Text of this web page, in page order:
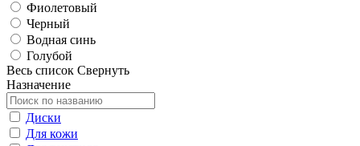
Фиолетовый
Черный
Водная синь
Голубой
Весь список Свернуть
Назначение
Диски
Для кожи